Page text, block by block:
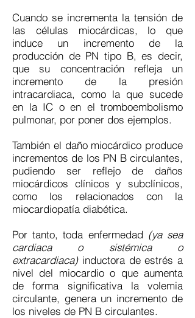
Cuando se incrementa la tensión de
las células miocárdicas, lo que
induce un incremento de la
producción de PN tipo B, es decir,
que su concentración refleja un
incremento de la presión
intracardiaca, como la que sucede
en la IC o en el tromboembolismo
pulmonar, por poner dos ejemplos.
También el daño miocárdico produce
incrementos de los PN B circulantes,
pudiendo ser reflejo de daños
miocárdicos clínicos y subclínicos,
como los relacionados con la
miocardiopatía diabética.
Por tanto, toda enfermedad (ya sea
cardiaca o sistémica o
extracardiaca)inductora de estrés a
nivel del miocardio o que aumenta
de forma significativa la volemia
circulante, genera un incremento de
los niveles de PN B circulantes.